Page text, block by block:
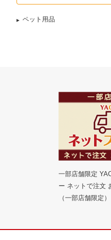
ペット用品
一部店舗限定
ー ネットで注文
（一部店舗限定）